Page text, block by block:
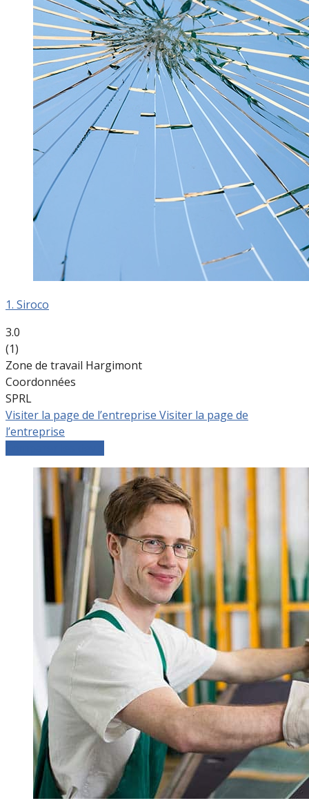
1. Siroco
3.0
(1)
Zone de travail Hargimont
Coordonnées
SPRL
Visiter la page de l’entreprise Visiter la page de
l’entreprise